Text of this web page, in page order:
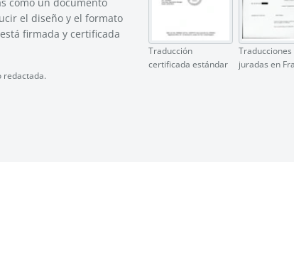
el diseño y el formato
firmada y certificada
redactada.
Traducción
certificada estándar
Traducciones
juradas en